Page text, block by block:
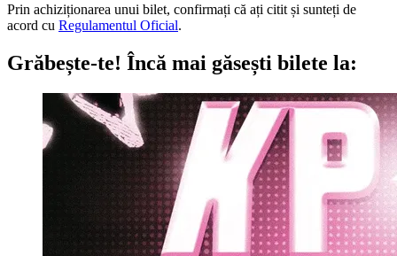
Prin achiziționarea unui bilet, confirmați că ați citit și sunteți de
acord cu Regulamentul Oficial.
Grăbește-te! Încă mai găsești bilete la: